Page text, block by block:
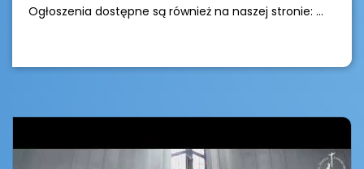
Ogłoszenia dostępne są również na naszej stronie: ...